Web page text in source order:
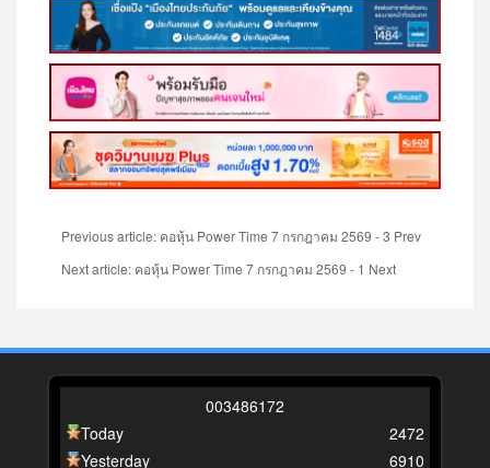
Previous article: คอหุ้น Power Time 7 กรกฎาคม 2569 - 3 Prev
Next article: คอหุ้น Power Time 7 กรกฎาคม 2569 - 1 Next
003486172
Today
Yesterday
2472
6910